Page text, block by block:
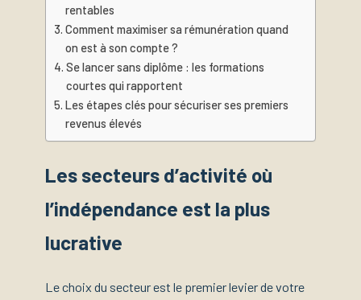
rentables
Comment maximiser sa rémunération quand
on est à son compte ?
Se lancer sans diplôme : les formations
courtes qui rapportent
Les étapes clés pour sécuriser ses premiers
revenus élevés
Les secteurs d’activité où
l’indépendance est la plus
lucrative
Le choix du secteur est le premier levier de votre